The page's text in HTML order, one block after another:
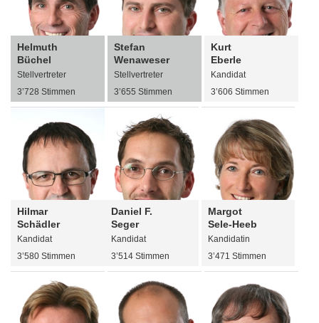
Helmuth
Büchel
Stellvertreter
3’728 Stimmen
Stefan
Wenaweser
Stellvertreter
3’655 Stimmen
Kurt
Eberle
Kandidat
3’606 Stimmen
Hilmar
Schädler
Kandidat
3’580 Stimmen
Daniel F.
Seger
Kandidat
3’514 Stimmen
Margot
Sele-Heeb
Kandidatin
3’471 Stimmen